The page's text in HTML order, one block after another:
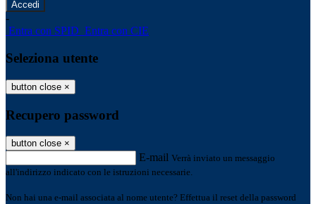
-
Entra con SPID Entra con CIE
Seleziona utente
button close ×
Recupero password
button close ×
E-mail Verrà inviato un messaggio
all'indirizzo indicato con le istruzioni necessarie.
Non hai una e-mail associata al nome utente? Effettua il reset della password